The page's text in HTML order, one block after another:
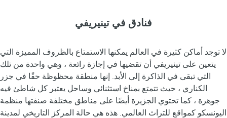
فنادق في تينيريفي
لا توجد أماكن كثيرة في العالم يمكنها الاستمتاع بالظروف المميزة التي
يتعين على تينيريفي أن تقضيها في إجازة رائعة ، وهي واحدة من تلك
التي تبقى في الذاكرة إلى الأبد. إنها منطقة محظوظة حقًا في جزر
الكناري ، حيث تتمتع بمناخ استثنائي وساحل يعتبر كل شاطئ فيه
جوهرة ، كما تحتوي الجزيرة أيضًا على مناطق مختلفة صنفتها منظمة
اليونسكو كمواقع للتراث العالمي. هذه هي حالة المركز التاريخي لمدينة